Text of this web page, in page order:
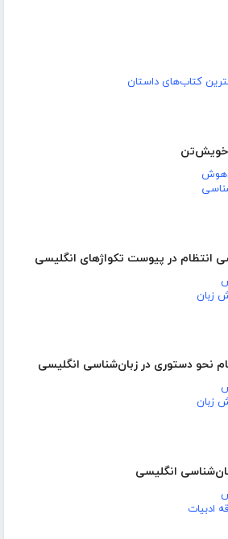
کتاب‌های داستان
خویش‌تن
انتظام در پیوست تکواژهای انگلیسی
زبان
نحو دستوری در زبان‌شناسی انگلیسی
زبان
انگلیسی
ادبیات